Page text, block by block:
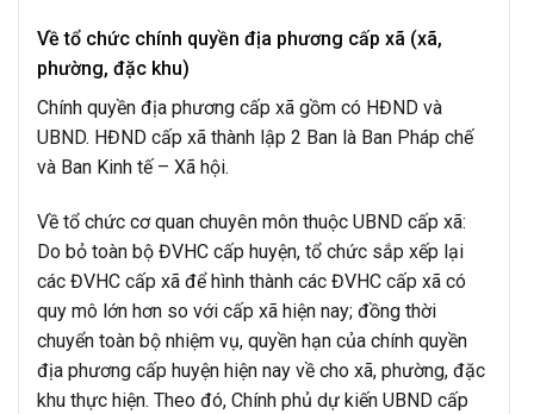
Về tổ chức chính quyền địa phương cấp xã (xã,
phường, đặc khu)
Chính quyền địa phương cấp xã gồm có HĐND và
UBND. HĐND cấp xã thành lập 2 Ban là Ban Pháp chế
và Ban Kinh tế – Xã hội.
Về tổ chức cơ quan chuyên môn thuộc UBND cấp xã:
Do bỏ toàn bộ ĐVHC cấp huyện, tổ chức sắp xếp lại
các ĐVHC cấp xã để hình thành các ĐVHC cấp xã có
quy mô lớn hơn so với cấp xã hiện nay; đồng thời
chuyển toàn bộ nhiệm vụ, quyền hạn của chính quyền
địa phương cấp huyện hiện nay về cho xã, phường, đặc
khu thực hiện. Theo đó, Chính phủ dự kiến UBND cấp